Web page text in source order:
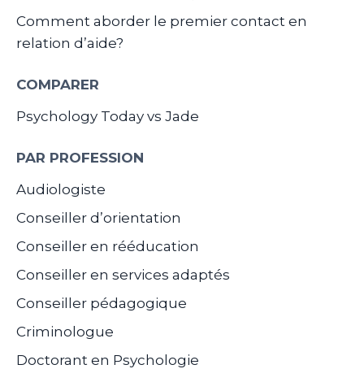
Comment aborder le premier contact en
relation d’aide?
COMPARER
Psychology Today vs Jade
PAR PROFESSION
Audiologiste
Conseiller d’orientation
Conseiller en rééducation
Conseiller en services adaptés
Conseiller pédagogique
Criminologue
Doctorant en Psychologie